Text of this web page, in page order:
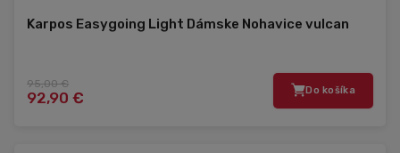
Karpos Easygoing Light Dámske Nohavice vulcan
95,00 €
92,90 € Do košíka